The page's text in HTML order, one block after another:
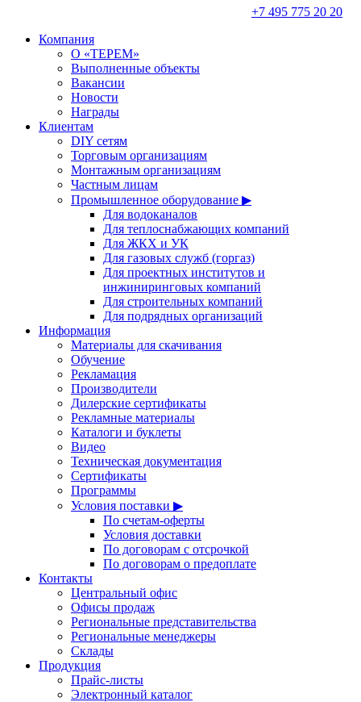
+7 495 775 20 20
Компания
О «ТЕРЕМ»
Выполненные объекты
Вакансии
Новости
Награды
Клиентам
DIY сетям
Торговым организациям
Монтажным организациям
Частным лицам
Промышленное оборудование ▶
Для водоканалов
Для теплоснабжающих компаний
Для ЖКХ и УК
Для газовых служб (горгаз)
Для проектных институтов и
инжиниринговых компаний
Для строительных компаний
Для подрядных организаций
Информация
Материалы для скачивания
Обучение
Рекламация
Производители
Дилерские сертификаты
Рекламные материалы
Каталоги и буклеты
Видео
Техническая документация
Сертификаты
Программы
Условия поставки ▶
По счетам-оферты
Условия доставки
По договорам с отсрочкой
По договорам о предоплате
Контакты
Центральный офис
Офисы продаж
Региональные представительства
Региональные менеджеры
Склады
Продукция
Прайс-листы
Электронный каталог